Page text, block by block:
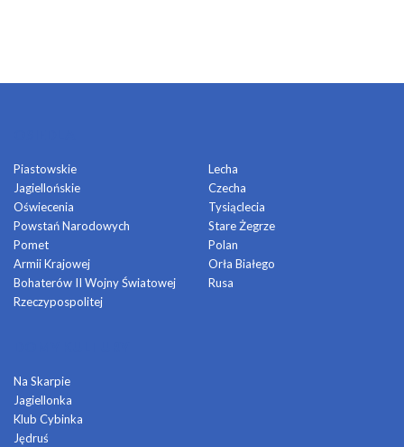
Piastowskie
Jagiellońskie
Oświecenia
Powstań Narodowych
Pomet
Armii Krajowej
Bohaterów II Wojny Światowej
Rzeczypospolitej
Lecha
Czecha
Tysiąclecia
Stare Żegrze
Polan
Orła Białego
Rusa
Na Skarpie
Jagiellonka
Klub Cybinka
Jędruś